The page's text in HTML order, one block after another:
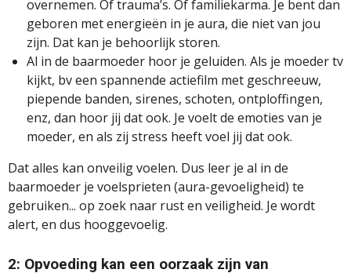
overnemen. Of trauma’s. Of familiekarma. Je bent dan
geboren met energieën in je aura, die niet van jou
zijn. Dat kan je behoorlijk storen.
Al in de baarmoeder hoor je geluiden. Als je moeder tv
kijkt, bv een spannende actiefilm met geschreeuw,
piepende banden, sirenes, schoten, ontploffingen,
enz, dan hoor jij dat ook. Je voelt de emoties van je
moeder, en als zij stress heeft voel jij dat ook.
Dat alles kan onveilig voelen. Dus leer je al in de
baarmoeder je voelsprieten (aura-gevoeligheid) te
gebruiken... op zoek naar rust en veiligheid. Je wordt
alert, en dus hooggevoelig.
2: Opvoeding kan een oorzaak zijn van